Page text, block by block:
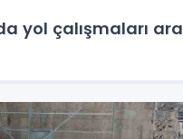
yol çalışmaları